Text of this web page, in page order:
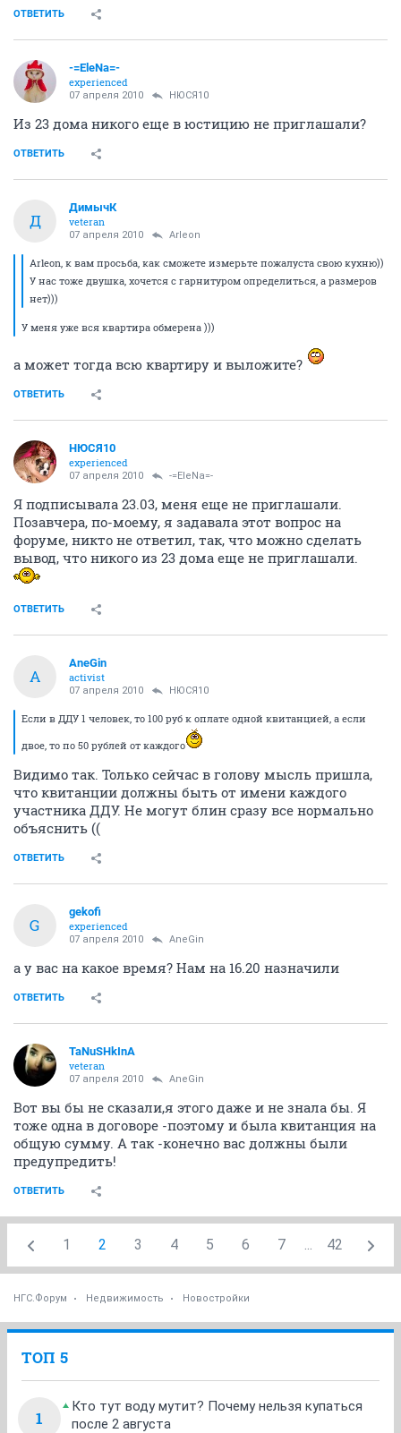
ОТВЕТИТЬ
-=EleNa=-
experienced
07 апреля 2010 НЮСЯ10
Из 23 дома никого еще в юстицию не приглашали?
ОТВЕТИТЬ
Д
ДимычК
veteran
07 апреля 2010 Arleon
Arleon, к вам просьба, как сможете измерьте пожалуста свою кухню))
У нас тоже двушка, хочется с гарнитуром определиться, а размеров
нет)))
У меня уже вся квартира обмерена )))
а может тогда всю квартиру и выложите?
ОТВЕТИТЬ
НЮСЯ10
experienced
07 апреля 2010 -=EleNa=-
Я подписывала 23.03, меня еще не приглашали.
Позавчера, по-моему, я задавала этот вопрос на
форуме, никто не ответил, так, что можно сделать
вывод, что никого из 23 дома еще не приглашали.
ОТВЕТИТЬ
A
AneGin
activist
07 апреля 2010 НЮСЯ10
Если в ДДУ 1 человек, то 100 руб к оплате одной квитанцией, а если
двое, то по 50 рублей от каждого
Видимо так. Только сейчас в голову мысль пришла,
что квитанции должны быть от имени каждого
участника ДДУ. Не могут блин сразу все нормально
объяснить ((
ОТВЕТИТЬ
G
gekofi
experienced
07 апреля 2010 AneGin
а у вас на какое время? Нам на 16.20 назначили
ОТВЕТИТЬ
TaNuSHkInA
veteran
07 апреля 2010 AneGin
Вот вы бы не сказали,я этого даже и не знала бы. Я
тоже одна в договоре -поэтому и была квитанция на
общую сумму. А так -конечно вас должны были
предупредить!
ОТВЕТИТЬ
1 2 3 4 5 6 7 ... 42
НГС.Форум Недвижимость Новостройки
ТОП 5
1
Кто тут воду мутит? Почему нельзя купаться
после 2 августа